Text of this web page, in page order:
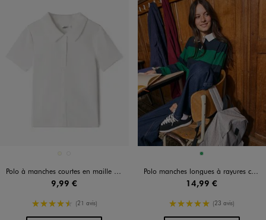
Polo à manches courtes en maille côtelée fille
9,99 €
4.5/5 de moyenne
(21 avis)
Disponible en 1 coloris
VERT
Polo manches longues à rayures coupe courte fille
14,99 €
5/5 de moyenne
(23 avis)